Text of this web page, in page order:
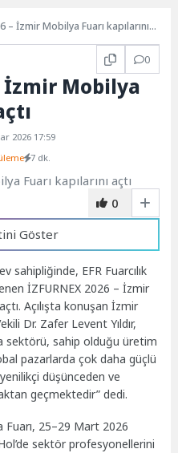
– İzmir Mobilya Fuarı kapılarını
0
İzmir Mobilya
2026 17:59
7 dk.
0
Göster
sahipliğinde, EFR Fuarcılık
İZFURNEX 2026 – İzmir
Açılışta konuşan İzmir
Dr. Zafer Levent Yıldır,
sektörü, sahip olduğu üretim
pazarlarda çok daha güçlü
düşünceden ve
geçmektedir” dedi.
Fuarı, 25–29 Mart 2026
sektör profesyonellerini